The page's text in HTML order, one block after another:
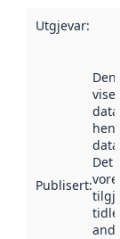
Utgjevar:
Publisert:
viser
Det
vore